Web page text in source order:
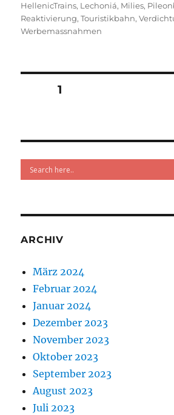
HellenicTrains, Lechoniá, Milies,
Reaktivierung,Touristikbahn,
Werbemassnahmen
Beiträge
SEITE1
ARCHIV
März 2024
Februar 2024
Januar 2024
Dezember 2023
November 2023
Oktober 2023
September 2023
August 2023
Juli 2023